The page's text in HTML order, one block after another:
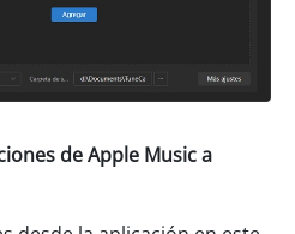
de Apple Music a